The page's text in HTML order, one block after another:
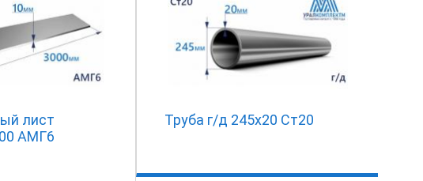
лист
АМГ6
Труба г/д 245х20 Ст20